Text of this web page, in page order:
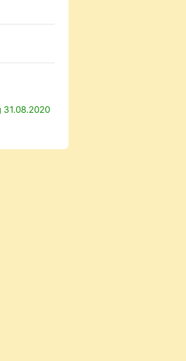
31.08.2020